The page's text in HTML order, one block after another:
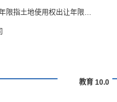
土地使用权出让年限，房源
教育 10.0